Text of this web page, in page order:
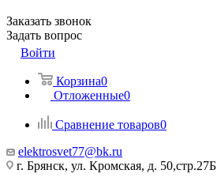
Заказать звонок
Задать вопрос
Войти
Корзина0
Отложенные0
Сравнение товаров0
elektrosvet77@bk.ru
г. Брянск, ул. Кромская, д. 50,стр.27Б